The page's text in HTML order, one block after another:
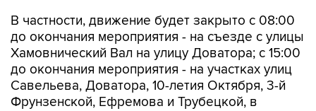
В частности, движение будет закрыто с 08:00
до окончания мероприятия - на съезде с улицы
Хамовнический Вал на улицу Доватора; с 15:00
до окончания мероприятия - на участках улиц
Савельева, Доватора, 10-летия Октября, 3-й
Фрунзенской, Ефремова и Трубецкой, в